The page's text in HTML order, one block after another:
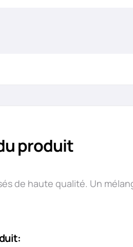
produit
de haute qualité. Un